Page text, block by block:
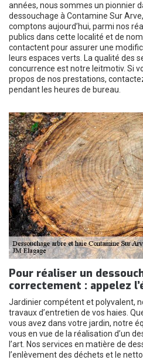
années, nous sommes un pionnier
dessouchage à Contamine Sur
comptons aujourd’hui, parmi nos
publics dans cette localité et de
contactent pour assurer une
leurs espaces verts. La qualité des
concurrence est notre leitmotiv. Si
propos de nos prestations,
pendant les heures de bureau.
Pour réaliser un
correctement : appelez
Jardinier compétent et polyvalent,
travaux d’entretien de vos haies.
vous avez dans votre jardin, notre
vous en vue de la réalisation d’un
l’art. Nos services en matière de
l’enlèvement des déchets et le